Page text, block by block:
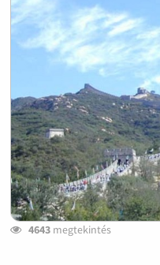
4643megtekintés